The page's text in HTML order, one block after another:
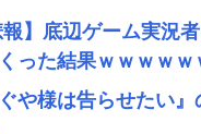
報】底辺ゲーム実況
った結果ｗｗｗｗｗ
ぐや様は告らせたい